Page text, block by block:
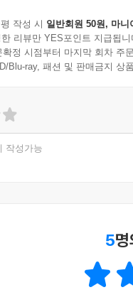
작성 시 일반회원 50원, 마니
리뷰만 YES포인트 지급됩니
정 시점부터 마지막 회차 주
Blu-ray, 패션 및 판매금지 상
작성가능
5